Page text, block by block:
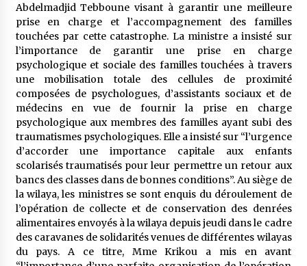
Abdelmadjid Tebboune visant à garantir une meilleure
prise en charge et l’accompagnement des familles
touchées par cette catastrophe. La ministre a insisté sur
l’importance de garantir une prise en charge
psychologique et sociale des familles touchées à travers
une mobilisation totale des cellules de proximité
composées de psychologues, d’assistants sociaux et de
médecins en vue de fournir la prise en charge
psychologique aux membres des familles ayant subi des
traumatismes psychologiques. Elle a insisté sur “l’urgence
d’accorder une importance capitale aux enfants
scolarisés traumatisés pour leur permettre un retour aux
bancs des classes dans de bonnes conditions”. Au siège de
la wilaya, les ministres se sont enquis du déroulement de
l’opération de collecte et de conservation des denrées
alimentaires envoyés à la wilaya depuis jeudi dans le cadre
des caravanes de solidarités venues de différentes wilayas
du pays. A ce titre, Mme Krikou a mis en avant